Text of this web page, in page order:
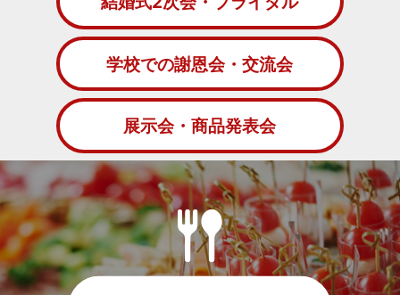
学校での謝恩会・交流会
展示会・商品発表会